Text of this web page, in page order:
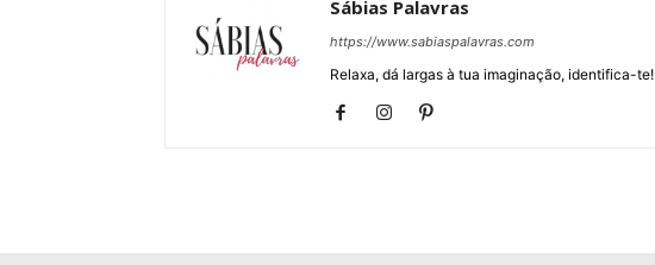
Sábias Palavras
https://www.sabiaspalavras.com
Relaxa, dá largas à tua imaginação, identifica-te!